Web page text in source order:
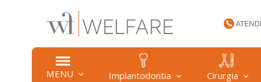
MENU Implantodontia Cirurgia